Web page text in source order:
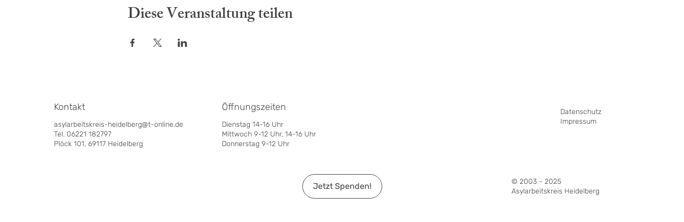
Diese Veranstaltung teilen
© 2003 - 2025
Asylarbeitskreis Heidelberg
Jetzt Spenden!
Datenschutz
Impressum
asylarbeitskreis-heidelberg@t-online.de
Tel. 06221 182797
Plöck 101, 69117 Heidelberg
Kontakt
Dienstag 14-16 Uhr
Mittwoch 9-12 Uhr, 14-16 Uhr
Donnerstag 9-12 Uhr
Öffnungszeiten